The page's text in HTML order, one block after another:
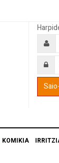
KOMIKIA